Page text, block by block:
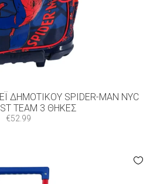
ΔΗΜΟΤΙΚΟΎ SPIDER-MAN NYC
TEAM 3 ΘΉΚΕΣ
€52.99